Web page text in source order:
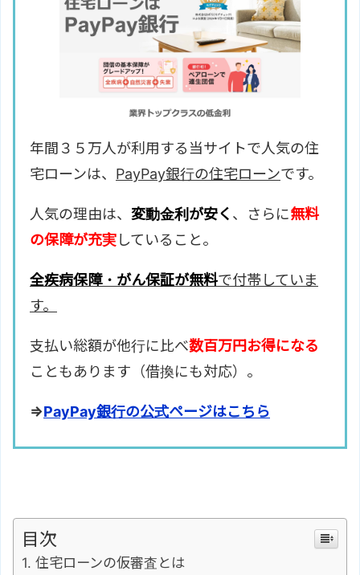
年間３５万人が利用する当サイトで人気の住
宅ローンは、 PayPay銀行の住宅ローンです。
人気の理由は、 変動金利が安く 、さらに無料
の保障が充実していること。
全疾病保障・がん保証が無料で付帯していま
す。
支払い総額が他行に比べ数百万円お得になる
こともあります（借換にも対応）。
⇒PayPay銀行の公式ページはこちら
目次
住宅ローンの仮審査とは